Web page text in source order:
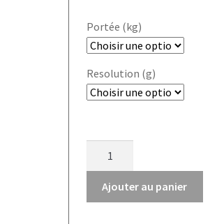
Portée (kg)
Resolution (g)
Balance
de
Ajouter au panier